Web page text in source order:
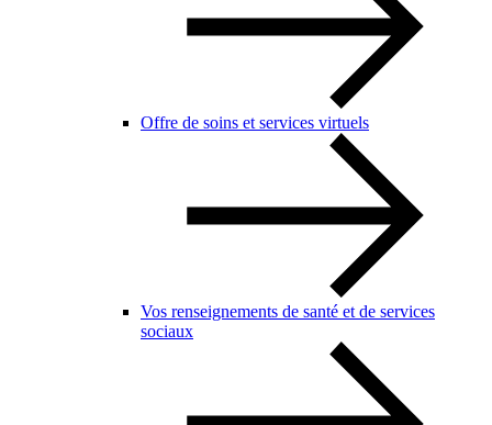
Offre de soins et services virtuels
Vos renseignements de santé et de services
sociaux